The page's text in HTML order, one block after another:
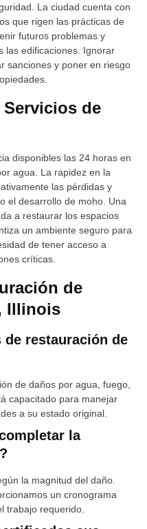
La ciudad cuenta con
que rigen las prácticas de
futuros problemas y
las edificaciones. Ignorar
sanciones y poner en riesgo
de
disponibles las 24 horas en
agua. La rapidez en la
las pérdidas y
el desarrollo de moho. Una
a restaurar los espacios
un ambiente seguro para
de tener acceso a
críticas.
de
Illinois
restauración de
de daños por agua, fuego,
capacitado para manejar
a su estado original.
la
la magnitud del daño.
un cronograma
trabajo requerido.